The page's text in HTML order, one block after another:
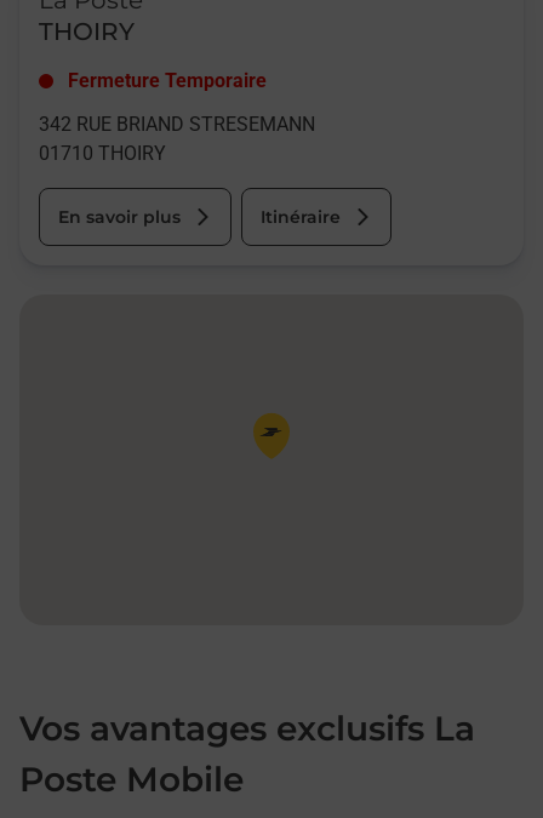
THOIRY
Fermeture Temporaire
342 RUE BRIAND STRESEMANN
01710 THOIRY
En savoir plus Itinéraire
Pin de la carte
Vos avantages exclusifs La
Poste Mobile